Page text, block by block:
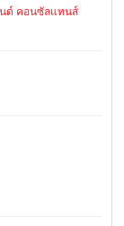
ด์ คอนซัลแทนส์